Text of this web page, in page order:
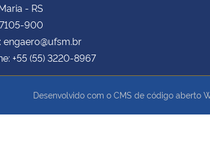
- RS
900
engaero@ufsm.br
+55 (55) 3220-8967
Desenvolvido com o CMS de código aberto